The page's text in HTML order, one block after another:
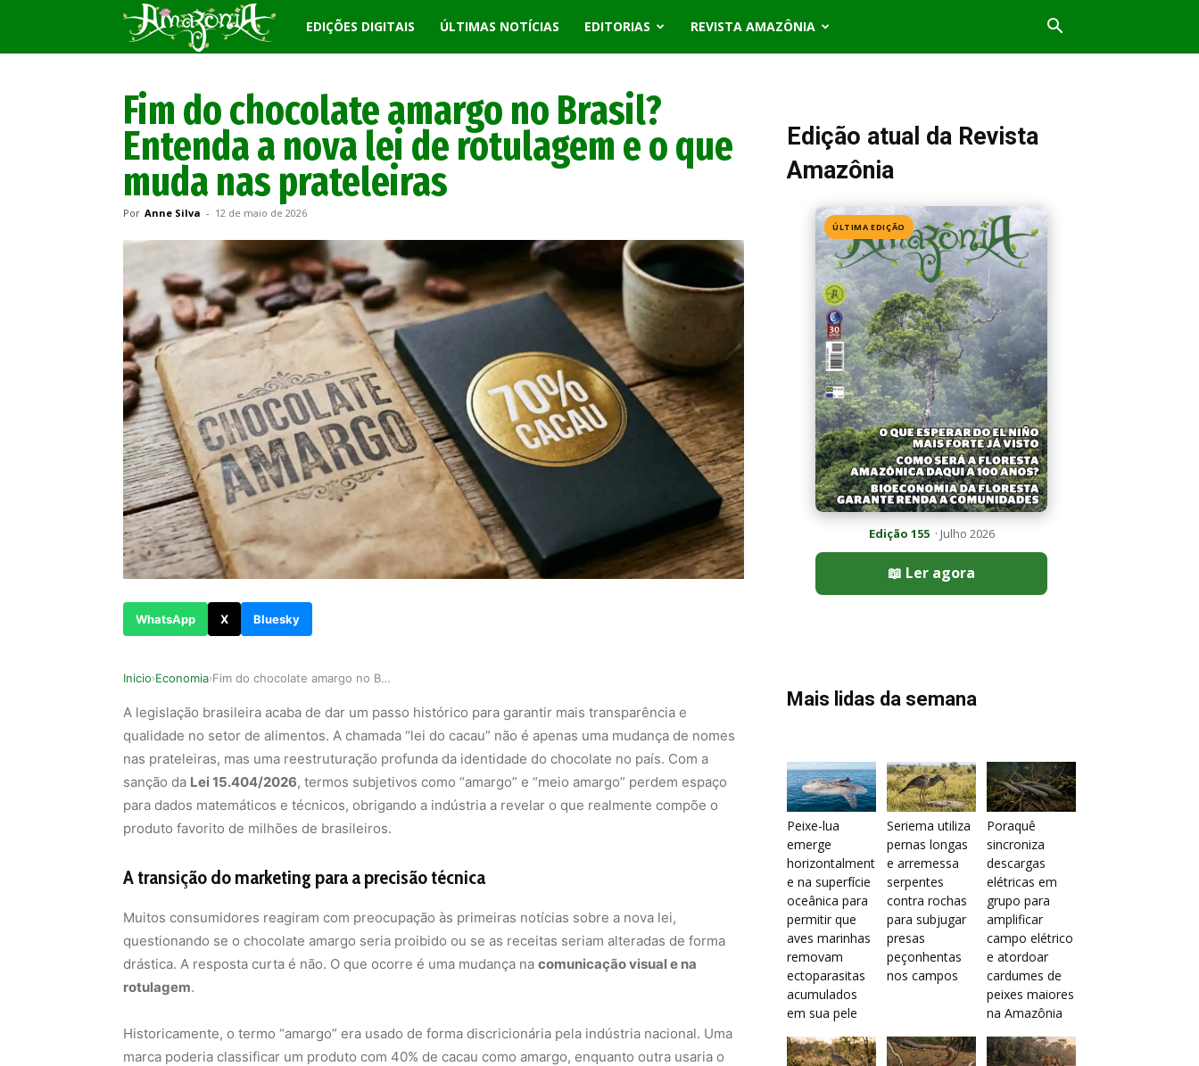
Revista
EDIÇÕES DIGITAIS ÚLTIMAS NOTÍCIAS EDITORIAS REVISTA AMAZÔNIA
Fim do chocolate amargo no Brasil?
Entenda a nova lei de rotulagem e o que
muda nas prateleiras
Por Anne Silva - 12 de maio de 2026
WhatsApp X Bluesky
Inicio›Economia› Fim do chocolate amargo no Brasil? Entenda a no…
A legislação brasileira acaba de dar um passo histórico para garantir mais transparência e
qualidade no setor de alimentos. A chamada “lei do cacau” não é apenas uma mudança de nomes
nas prateleiras, mas uma reestruturação profunda da identidade do chocolate no país. Com a
sanção da Lei 15.404/2026, termos subjetivos como “amargo” e “meio amargo” perdem espaço
para dados matemáticos e técnicos, obrigando a indústria a revelar o que realmente compõe o
produto favorito de milhões de brasileiros.
A transição do marketing para a precisão técnica
Muitos consumidores reagiram com preocupação às primeiras notícias sobre a nova lei,
questionando se o chocolate amargo seria proibido ou se as receitas seriam alteradas de forma
drástica. A resposta curta é não. O que ocorre é uma mudança na comunicação visual e na
rotulagem.
Historicamente, o termo “amargo” era usado de forma discricionária pela indústria nacional. Uma
marca poderia classificar um produto com 40% de cacau como amargo, enquanto outra usaria o
Edição atual da Revista
Amazônia
ÚLTIMA EDIÇÃO
Edição 155· Julho 2026
📖 Ler agora
Mais lidas da semana
Peixe-lua
emerge
horizontalment
e na superfície
oceânica para
permitir que
aves marinhas
removam
ectoparasitas
acumulados
em sua pele
Seriema utiliza
pernas longas
e arremessa
serpentes
contra rochas
para subjugar
presas
peçonhentas
nos campos
Poraquê
sincroniza
descargas
elétricas em
grupo para
amplificar
campo elétrico
e atordoar
cardumes de
peixes maiores
na Amazônia